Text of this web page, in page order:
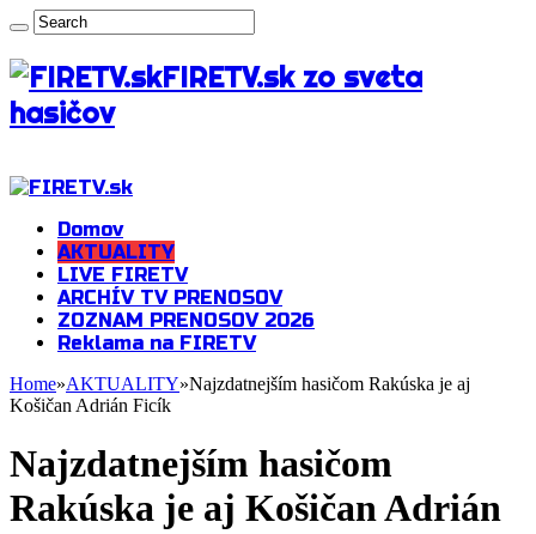
FIRETV.sk zo sveta
hasičov
Domov
AKTUALITY
LIVE FIRETV
ARCHÍV TV PRENOSOV
ZOZNAM PRENOSOV 2026
Reklama na FIRETV
Home»AKTUALITY»Najzdatnejším hasičom Rakúska je aj
Košičan Adrián Ficík
Najzdatnejším hasičom
Rakúska je aj Košičan Adrián